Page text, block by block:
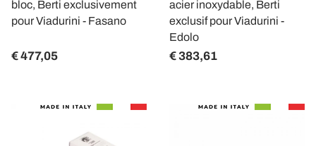
bloc, Berti exclusivement
pour Viadurini - Fasano
€ 477,05
acier inoxydable, Berti
exclusif pour Viadurini -
Edolo
€ 383,61